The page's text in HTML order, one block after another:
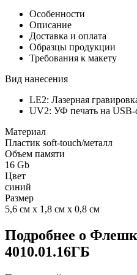
Особенности
Описание
Доставка и оплата
Образцы продукции
Требования к макету
Вид нанесения
LE2: Лазерная
UV2: УФ печать на
Материал
Пластик soft-touch/металл
Объем памяти
16 Gb
Цвет
синий
Размер
5,6 см х 1,8 см х 0,8 см
Подробнее о
4010.01.16ГБ